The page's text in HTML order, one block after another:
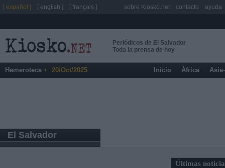
Periódicos de El Salvador
Toda la prensa de hoy
Hemeroteca 20/Oct/2025 Inicio África
El Salvador
Últimas
[ español ] [ english ] [ français ] sobre Kiosko.net contacto ayuda